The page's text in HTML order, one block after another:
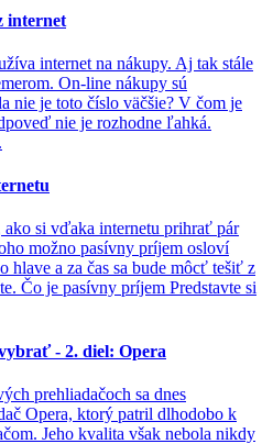
internet
internet na nákupy. Aj tak stále
On-line nákupy sú
nie je toto číslo väčšie? V čom je
nie je rozhodne ľahká.
ako si vďaka internetu prihrať pár
možno pasívny príjem osloví
hlave a za čas sa bude môcť tešiť z
Čo je pasívny príjem Predstavte si
- 2. diel: Opera
prehliadačoch sa dnes
Opera, ktorý patril dlhodobo k
Jeho kvalita však nebola nikdy